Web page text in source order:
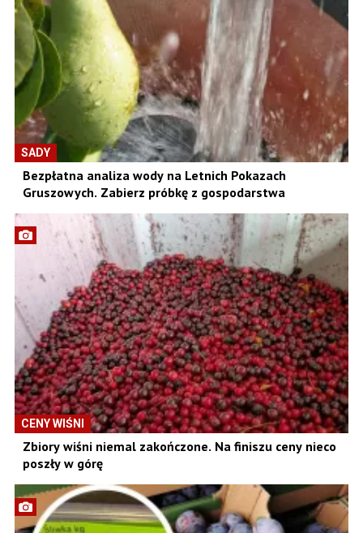
SADY
Bezpłatna analiza wody na Letnich Pokazach
Gruszowych. Zabierz próbkę z gospodarstwa
CENY WIŚNI
Zbiory wiśni niemal zakończone. Na finiszu ceny nieco
poszły w górę